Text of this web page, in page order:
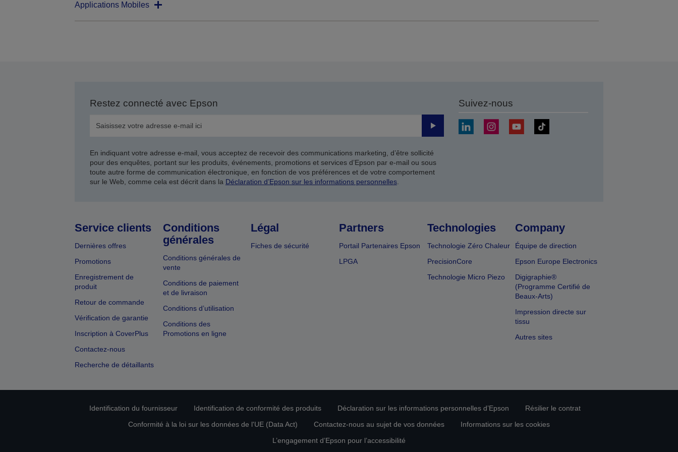
Applications Mobiles
Restez connecté avec Epson
Valider
En indiquant votre adresse e-mail, vous acceptez de recevoir des communications marketing, d’être sollicité
pour des enquêtes, portant sur les produits, événements, promotions et services d’Epson par e-mail ou sous
toute autre forme de communication électronique, en fonction de vos préférences et de votre comportement
sur le Web, comme cela est décrit dans la Déclaration d’Epson sur les informations personnelles.
Suivez-nous
Service clients
Dernières offres
Promotions
Enregistrement de
produit
Retour de commande
Vérification de garantie
Inscription à CoverPlus
Contactez-nous
Recherche de détaillants
Conditions
générales
Conditions générales de
vente
Conditions de paiement
et de livraison
Conditions d’utilisation
Conditions des
Promotions en ligne
Légal
Fiches de sécurité
Partners
Portail Partenaires Epson
LPGA
Technologies
Technologie Zéro Chaleur
PrecisionCore
Technologie Micro Piezo
Company
Équipe de direction
Epson Europe Electronics
Digigraphie®
(Programme Certifié de
Beaux-Arts)
Impression directe sur
tissu
Autres sites
Identification du fournisseur Identification de conformité des produits Déclaration sur les informations personnelles d’Epson
Résilier le contrat
Conformité à la loi sur les données de l'UE (Data Act)
Contactez-nous au sujet de vos données
Informations sur les cookies
L’engagement d’Epson pour l’accessibilité